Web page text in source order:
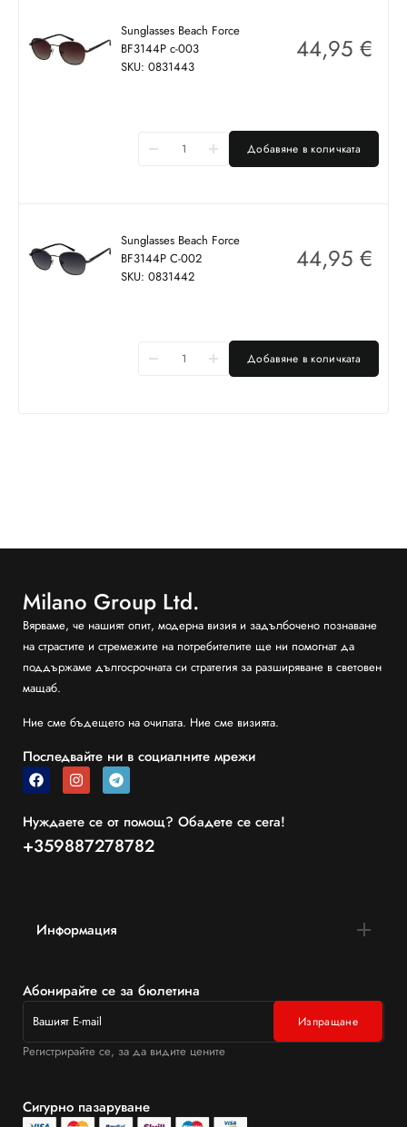
Sunglasses Beach Force
BF3144P c-003
SKU: 0831443
44,95 €
Добавяне в количката
Sunglasses Beach Force
BF3144P C-002
SKU: 0831442
44,95 €
Добавяне в количката
Milano Group Ltd.
Вярваме, че нашият опит, модерна визия и задълбочено познаване
на страстите и стремежите на потребителите ще ни помогнат да
поддържаме дългосрочната си стратегия за разширяване в световен
мащаб.
Ние сме бъдещето на очилата. Ние сме визията.
Последвайте ни в социалните мрежи
Нуждаете се от помощ? Обадете се сега!
+359887278782
Информация
Абонирайте се за бюлетина
Регистрирайте се, за да видите цените
Сигурно пазаруване